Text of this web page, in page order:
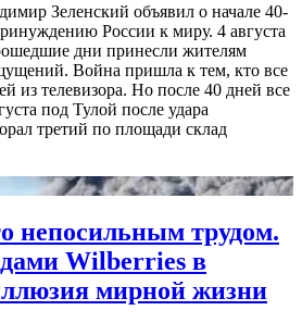
Зеленский объявил о начале 40-
России к миру. 4 августа
дни принесли жителям
Война пришла к тем, кто все
из телевизора. Но после 40 дней все
под Тулой после удара
третий по площади склад
непосильным трудом.
Wilberries в
мирной жизни